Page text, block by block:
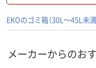
EKOのゴミ箱（30L～45L未
メーカーからのお